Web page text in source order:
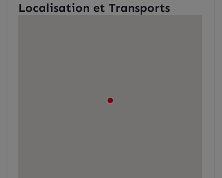
Localisation et Transports